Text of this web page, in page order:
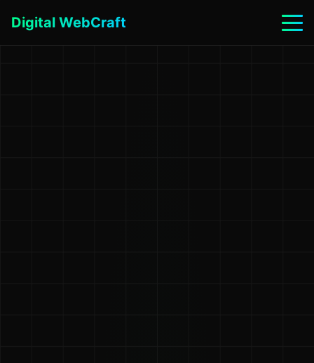
Digital WebCraft